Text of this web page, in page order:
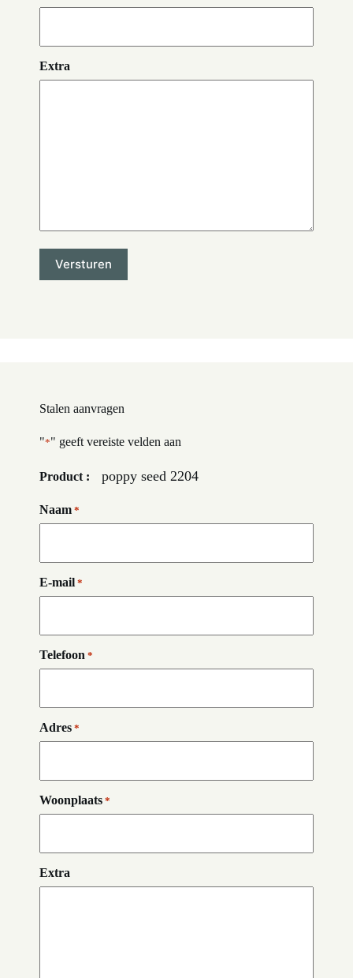
Extra
Stalen aanvragen
"*" geeft vereiste velden aan
Product : poppy seed 2204
Naam *
E-mail *
Telefoon *
Adres *
Woonplaats *
Extra